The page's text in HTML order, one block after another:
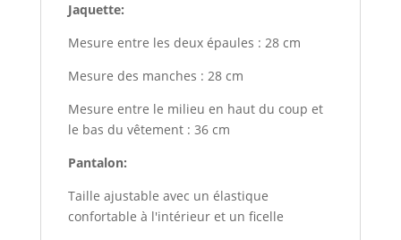
Jaquette:
Mesure entre les deux épaules : 28 cm
Mesure des manches : 28 cm
Mesure entre le milieu en haut du coup et
le bas du vêtement : 36 cm
Pantalon:
Taille ajustable avec un élastique
confortable à l'intérieur et un ficelle